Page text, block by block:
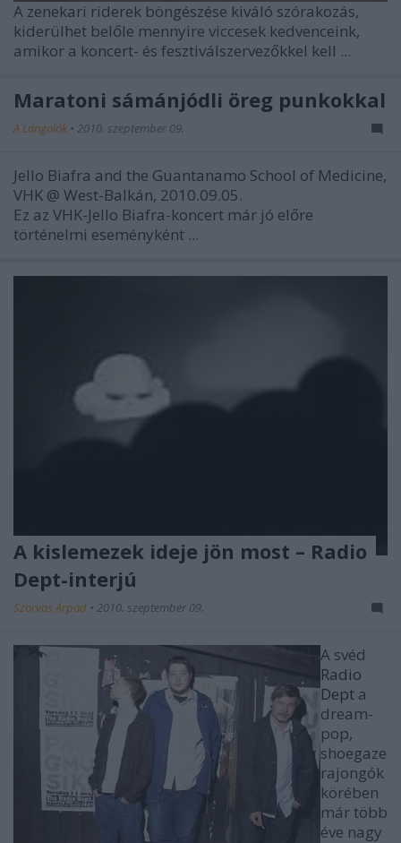
A zenekari riderek böngészése kiváló szórakozás,
kiderülhet belőle mennyire viccesek kedvenceink,
amikor a koncert- és fesztiválszervezőkkel kell ...
Maratoni sámánjódli öreg punkokkal
A Lángolók • 2010. szeptember 09.
Jello Biafra and the Guantanamo School of Medicine,
VHK @ West-Balkán, 2010.09.05.
Ez az VHK-Jello Biafra-koncert már jó előre
történelmi eseményként ...
A kislemezek ideje jön most – Radio
Dept-interjú
Szarvas Árpád • 2010. szeptember 09.
A svéd
Radio
Dept a
dream-
pop,
shoegaze
rajongók
körében
már több
éve nagy